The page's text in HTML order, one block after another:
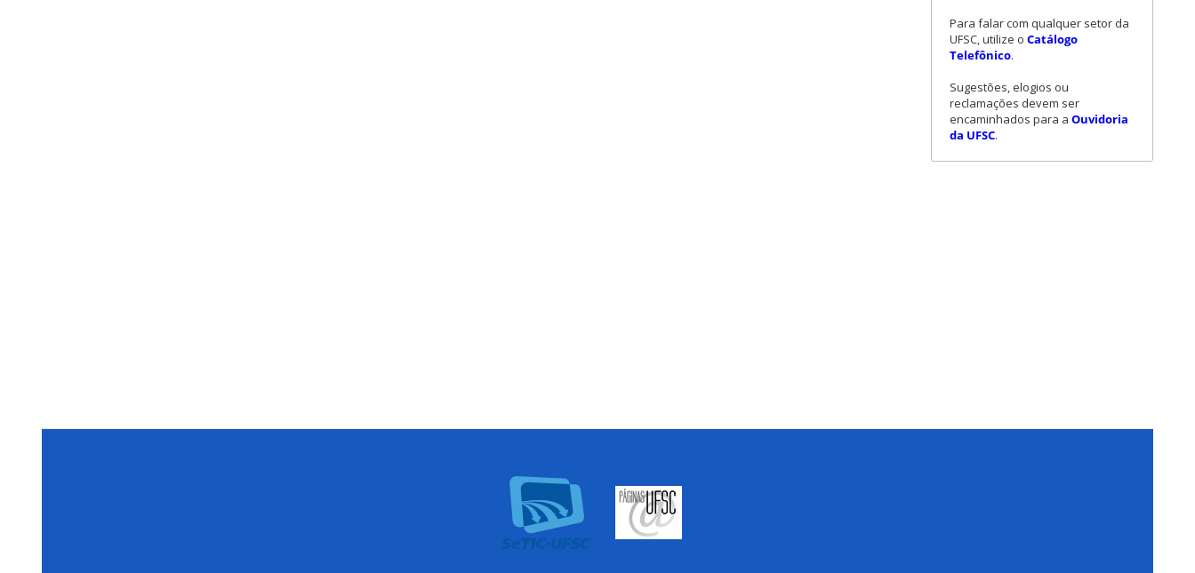
Para falar com qualquer setor da
UFSC, utilize o Catálogo
Telefônico.
Sugestões, elogios ou
reclamações devem ser
encaminhados para a Ouvidoria
da UFSC.